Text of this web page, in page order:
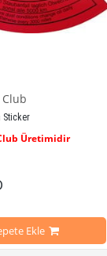
ile uyumludur.
Club
Sticker
Üretimidir
Ekle